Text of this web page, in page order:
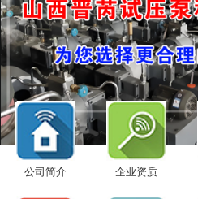
公司简介 企业资质